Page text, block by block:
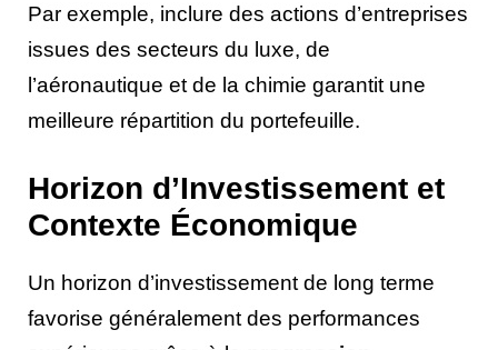
Par exemple, inclure des actions d’entreprises
issues des secteurs du luxe, de
l’aéronautique et de la chimie garantit une
meilleure répartition du portefeuille.
Horizon d’Investissement et
Contexte Économique
Un horizon d’investissement de long terme
favorise généralement des performances